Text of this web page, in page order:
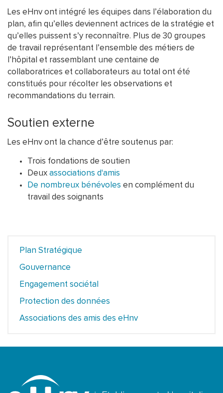
Les eHnv ont intégré les équipes dans l’élaboration du
plan, afin qu’elles deviennent actrices de la stratégie et
qu’elles puissent s’y reconnaître. Plus de 30 groupes
de travail représentant l’ensemble des métiers de
l’hôpital et rassemblant une centaine de
collaboratrices et collaborateurs au total ont été
constitués pour récolter les observations et
recommandations du terrain.
Soutien externe
Les eHnv ont la chance d’être soutenus par:
Trois fondations de soutien
Deux associations d'amis
De nombreux bénévoles en complément du
travail des soignants
Secondary
Navigation
Plan Stratégique
Gouvernance
Engagement sociétal
Protection des données
Associations des amis des eHnv